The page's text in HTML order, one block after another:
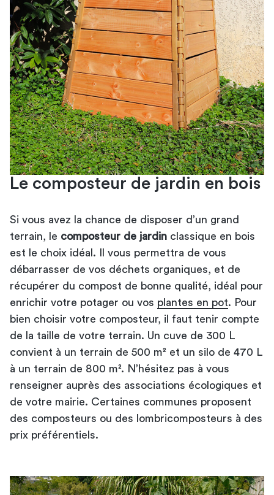
Le composteur de jardin en bois
Si vous avez la chance de disposer d’un grand
terrain, le composteur de jardin classique en bois
est le choix idéal. Il vous permettra de vous
débarrasser de vos déchets organiques, et de
récupérer du compost de bonne qualité, idéal pour
enrichir votre potager ou vos plantes en pot. Pour
bien choisir votre composteur, il faut tenir compte
de la taille de votre terrain. Un cuve de 300 L
convient à un terrain de 500 m² et un silo de 470 L
à un terrain de 800 m². N’hésitez pas à vous
renseigner auprès des associations écologiques et
de votre mairie. Certaines communes proposent
des composteurs ou des lombricomposteurs à des
prix préférentiels.